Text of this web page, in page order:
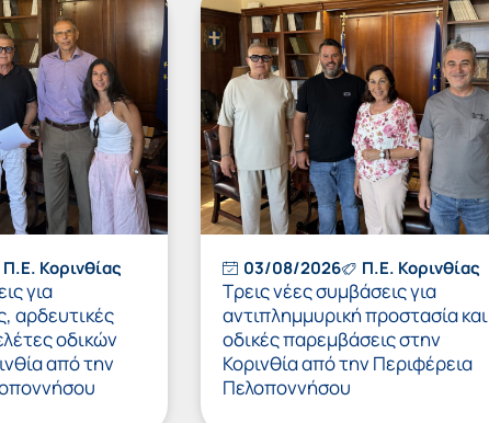
Π.Ε. Κορινθίας
για
αρδευτικές
οδικών
από την
03/08/2026 Π.Ε. Κορινθίας
Τρεις νέες συμβάσεις για
αντιπλημμυρική προστασία και
οδικές παρεμβάσεις στην
Κορινθία από την Περιφέρεια
Πελοποννήσου